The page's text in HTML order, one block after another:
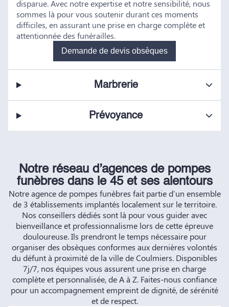
disparue. Avec notre expertise et notre sensibilité, nous
sommes là pour vous soutenir durant ces moments
difficiles, en assurant une prise en charge complète et
attentionnée des funérailles.
Demande de devis obsèques
Marbrerie
Prévoyance
Notre réseau d’agences de pompes
funèbres dans le 45 et ses alentours
Notre agence de pompes funèbres fait partie d'un ensemble
de 3 établissements implantés localement sur le territoire.
Nos conseillers dédiés sont là pour vous guider avec
bienveillance et professionnalisme lors de cette épreuve
douloureuse. Ils prendront le temps nécessaire pour
organiser des obsèques conformes aux dernières volontés
du défunt à proximité de la ville de Coulmiers. Disponibles
7j/7, nos équipes vous assurent une prise en charge
complète et personnalisée, de A à Z. Faites-nous confiance
pour un accompagnement empreint de dignité, de sérénité
et de respect.